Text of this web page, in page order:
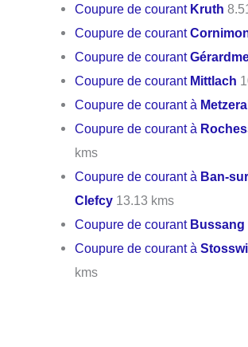
Coupure de courant Kruth
Coupure de courant
Coupure de courant
Coupure de courant Mittlach
Coupure de courant à
Coupure de courant à
kms
Coupure de courant à Ban-
Clefcy 13.13 kms
Coupure de courant Bussang
Coupure de courant à
kms